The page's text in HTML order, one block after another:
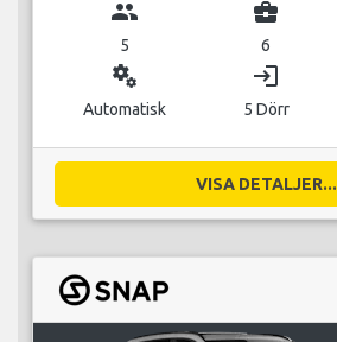
group
5
business_center
6
miscellaneous_services
Automatisk
login
5 Dörr
VISA DETALJER...